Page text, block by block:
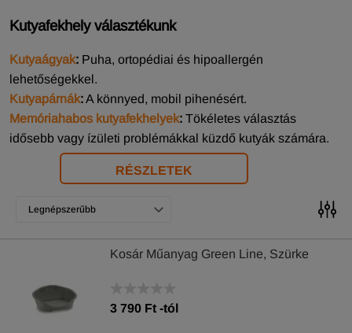
RÉSZLETEK
Kutyafekhely választékunk
Kutyaágyak: Puha, ortopédiai és hipoallergén
lehetőségekkel.
Kutyapárnák:A könnyed, mobil pihenésért.
Memóriahabos kutyafekhelyek: Tökéletes választás
idősebb vagy ízületi problémákkal küzdő kutyák számára.
Legnépszerűbb
Kosár Műanyag Green Line, Szürke
3 790 Ft -tól